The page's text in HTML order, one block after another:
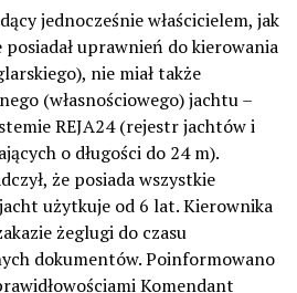
jednocześnie właścicielem, jak
uprawnień do kierowania
nie miał także
(własnościowego) jachtu –
REJA24 (rejestr jachtów i
o długości do 24 m).
że posiada wszystkie
użytkuje od 6 lat. Kierownika
żeglugi do czasu
dokumentów. Poinformowano
Komendant